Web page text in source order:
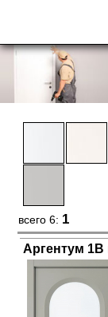
всего 6: 1
Аргентум